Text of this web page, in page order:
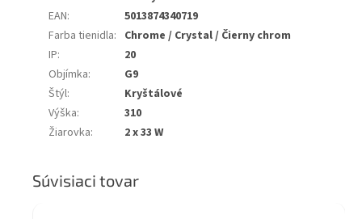
EAN:
5013874340719
Farba tienidla: Chrome / Crystal / Čierny chrom
IP:
20
Objímka:
G9
Štýl:
Kryštálové
Výška:
310
Žiarovka: 2 x 33 W
Súvisiaci tovar